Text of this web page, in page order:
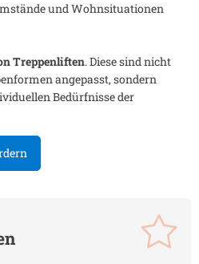
und Wohnsituationen
Treppenliften. Diese sind nicht
angepasst, sondern
Bedürfnisse der